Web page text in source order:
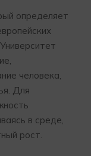
определяет
человека,
Для
в среде,
рост.